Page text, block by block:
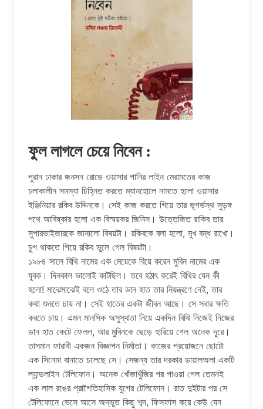
ফুল লাগলে চেয়ে নিবেন :
পুরান ঢাকার জনসন রোডে ওয়াসার পানির লাইন মেরামতের কাজ
চলাকালীন সমস্যা চিহ্নিত করতে ম্যানহোলে নামতে হলো ওয়াসার
ইঞ্জিনিয়ার রকিব উদ্দিনকে। সেই কাজ করতে গিয়ে তার ভূগর্ভস্থ সুড়ঙ্গ
পথে আবিষ্কার হলো এক বিস্ময়কর জিনিস। উত্তেজিত রাকিব তার
সুপারভাইজারকে জানালো বিষয়টা। রকিবকে বলা হলো, মুখ বন্ধ রাখো।
চুপ থাকতে গিয়ে রকিব ভুলে গেল বিষয়টা।
১৯৮৪ সালে বিথি নামের এক মেয়েকে বিয়ে করেন মুবিন নামের এক
যুবক। দিনকাল ভালোই কাটছিল। তবে হঠাৎ করেই বিথির যেন কী
হলো! মাঝেমাঝেই বলে ওঠে তার ডান হাত তার নিয়ন্ত্রণে নেই, তার
কথা শুনতে চায় না। সেই হাতের একটা জীবন আছে। সে সবার ক্ষতি
করতে চায়। এমন মানসিক অসুস্থতা নিয়ে একদিন বিথি নিজেই নিজের
ডান হাত কেটে ফেলল, আর মুবিনকে ছেড়ে হারিয়ে গেল অনেক দূরে।
তাসমান ফারাবী একজন বিজ্ঞাপন নির্মাতা। কাজের প্রয়োজনে ছোটো
এক সিনেমা বানাতে চলেছে সে। সেজন্য তার দরকার ডায়ালঅলা একটি
ল্যান্ডলাইন টেলিফোন। অনেক খোঁজাখুঁজির পর পাওয়া গেল তেমনই
এক লাল রঙের প্রাগৈতিহাসিক যুগের টেলিফোন। রাত দুইটার পর সে
টেলিফোনে ভেসে আসে অদ্ভুত কিছু শব্দ, ফিসফাস করে কেউ যেন